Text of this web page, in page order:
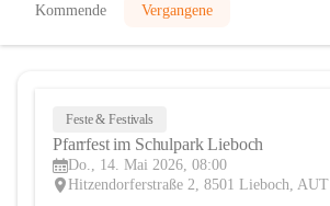
Kommende Vergangene
Feste & Festivals
Pfarrfest im Schulpark Lieboch
Do., 14. Mai 2026, 08:00
Hitzendorferstraße 2, 8501 Lieboch, AUT